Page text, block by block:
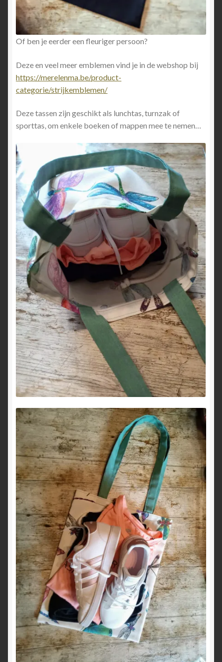
Of ben je eerder een fleuriger persoon?
Deze en veel meer emblemen vind je in de webshop bij
https://merelenma.be/product-
categorie/strijkemblemen/
Deze tassen zijn geschikt als lunchtas, turnzak of
sporttas, om enkele boeken of mappen mee te nemen…